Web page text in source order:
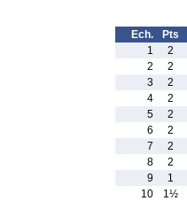
Ech. Pts
1
2
2
2
3
2
4
2
5
2
6
2
7
2
8
2
9
1
10
1½